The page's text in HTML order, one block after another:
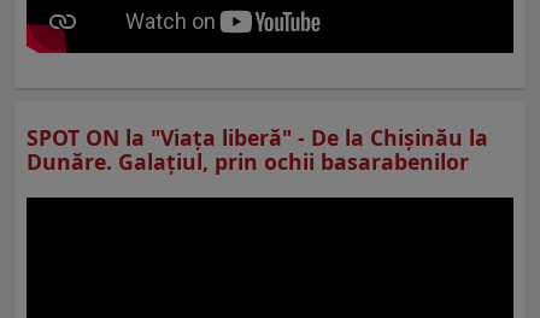
SPOT ON la "Viaţa liberă" - De la Chișinău la
Dunăre. Galațiul, prin ochii basarabenilor